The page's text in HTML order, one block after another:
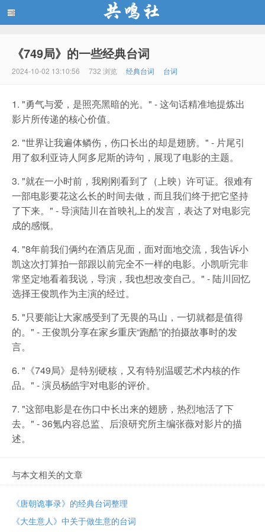
共鸣社
《749局》的一些经典台词
2024-10-02 13:10:56 732 浏览 经典台词 台词
1. "勇气与爱，是照亮黑暗的光。" - 这句话精准地提炼出
影片所传递的核心价值。
2. "世界让我遍体鳞伤，伤口长出的却是翅膀。" - 片尾引
用了叙利亚诗人阿多尼斯的诗句，展现了电影的主题。
3. "就在一小时前，我刚刚看到了（上映）许可证。很难有
一部电影要花这么长的时间去做，而且我们终于把它坚持
了下来。" - 导演陆川在首映礼上的发言，表达了对电影完
成的感慨。
4. "8年前我们俩约在酒店见面，面对面地交流，我告诉小
凯这次打算拍一部跟以前完全不一样的电影。小凯听完非
常坚定地看着我说，导演，我也想改变自己。" - 陆川回忆
选择王俊凯作为主演的经过。
5. "只要能让大家感受到了无畏的马山，一切就都是值得
的。" - 王俊凯分享在家乡重庆“跑酷”的拍摄故事时的发
言。
6. "《749局》是特别硬核，又有特别温暖艺术内核的作
品。" - 演员杨皓宇对电影的评价。
7. "这部电影是在伤口中长出来的翅膀，热烈地活了下
去。" - 36氪内容总监、后浪研究所主编张薇对影片的描
述。
与本文相关的文章
《唐朝诡事录》的经典台词整理
《大生意人》中关于做生意的台词